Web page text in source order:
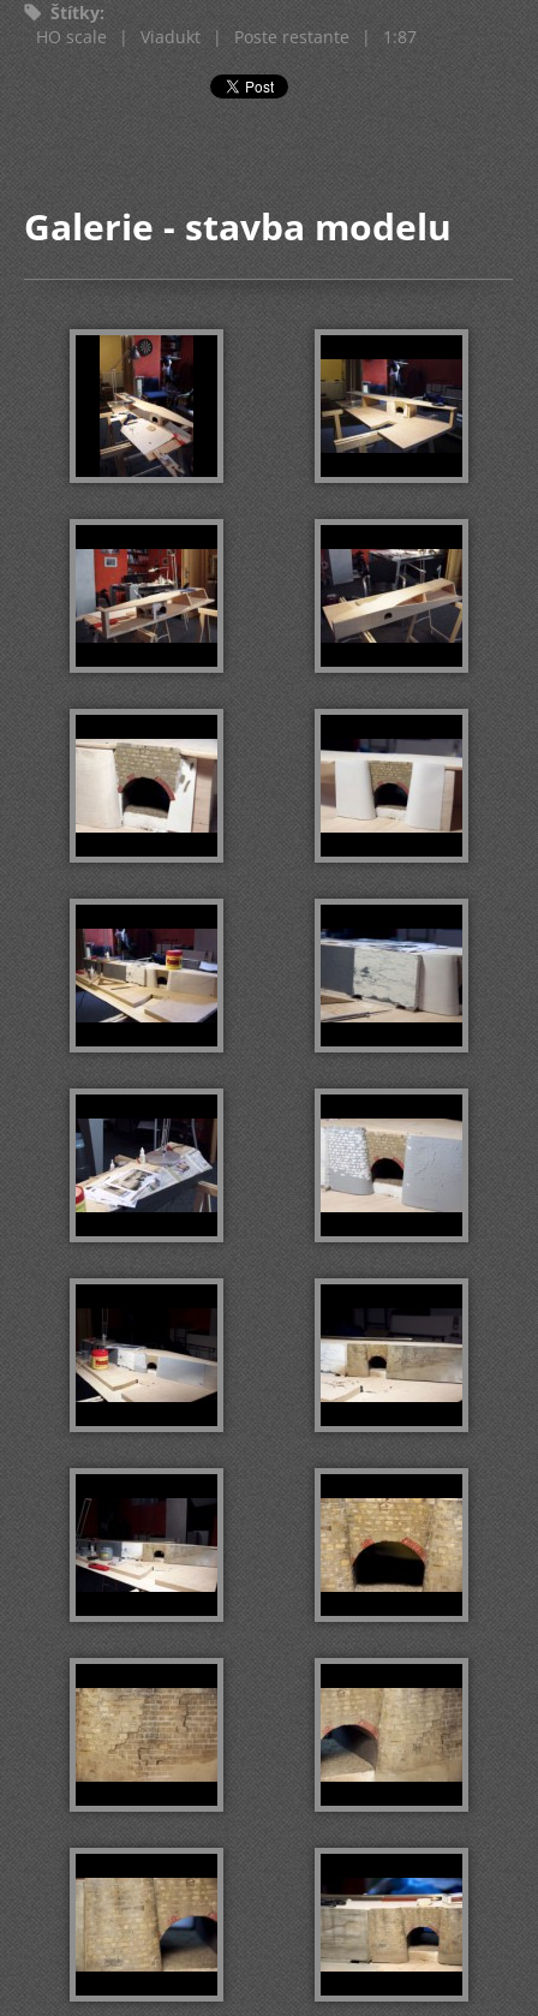
Štítky:
HO scale
| Viadukt | Poste restante | 1:87
Galerie - stavba modelu